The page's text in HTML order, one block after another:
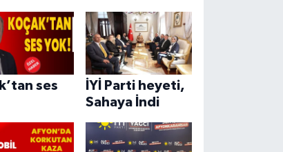
ses
İYİ Parti heyeti,
Sahaya İndi